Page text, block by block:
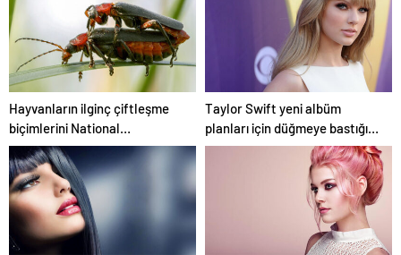
Hayvanların ilginç çiftleşme
biçimlerini National
Geographic görüntüledi.
Taylor Swift yeni albüm
planları için düğmeye bastığını
sosyal medyadan duyurdu!